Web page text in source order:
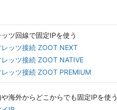
ッツ回線で固定IPを使う
レッツ接続 ZOOT NEXT
レッツ接続 ZOOT NATIVE
レッツ接続 ZOOT PREMIUM
や海外からどこからでも固定IPを使う